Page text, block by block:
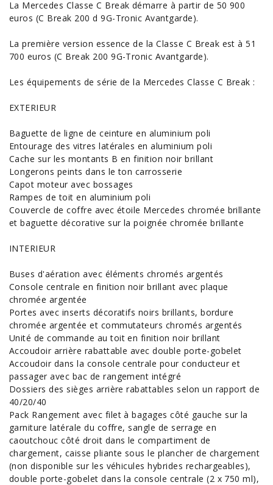
La Mercedes Classe C Break démarre à partir de 50 900
euros (C Break 200 d 9G-Tronic Avantgarde).
La première version essence de la Classe C Break est à 51
700 euros (C Break 200 9G-Tronic Avantgarde).
Les équipements de série de la Mercedes Classe C Break :
EXTERIEUR
Baguette de ligne de ceinture en aluminium poli
Entourage des vitres latérales en aluminium poli
Cache sur les montants B en finition noir brillant
Longerons peints dans le ton carrosserie
Capot moteur avec bossages
Rampes de toit en aluminium poli
Couvercle de coffre avec étoile Mercedes chromée brillante
et baguette décorative sur la poignée chromée brillante
INTERIEUR
Buses d'aération avec éléments chromés argentés
Console centrale en finition noir brillant avec plaque
chromée argentée
Portes avec inserts décoratifs noirs brillants, bordure
chromée argentée et commutateurs chromés argentés
Unité de commande au toit en finition noir brillant
Accoudoir arrière rabattable avec double porte-gobelet
Accoudoir dans la console centrale pour conducteur et
passager avec bac de rangement intégré
Dossiers des sièges arrière rabattables selon un rapport de
40/20/40
Pack Rangement avec filet à bagages côté gauche sur la
garniture latérale du coffre, sangle de serrage en
caoutchouc côté droit dans le compartiment de
chargement, caisse pliante sous le plancher de chargement
(non disponible sur les véhicules hybrides rechargeables),
double porte-gobelet dans la console centrale (2 x 750ml),